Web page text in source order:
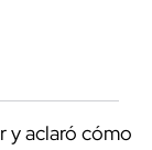
y aclaró cómo